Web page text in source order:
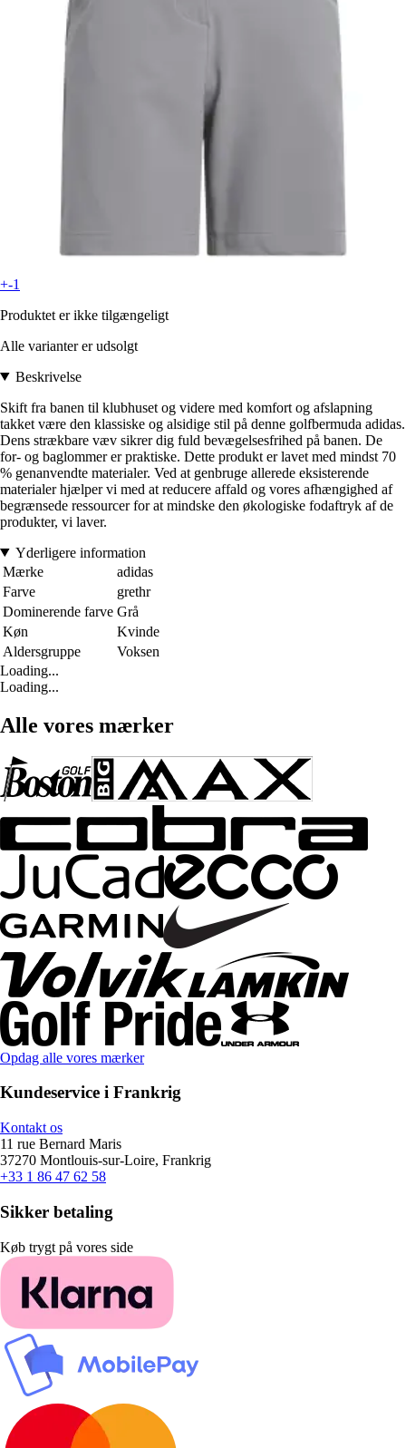
+-1
Produktet er ikke tilgængeligt
Alle varianter er udsolgt
Beskrivelse
Skift fra banen til klubhuset og videre med komfort og afslapning
takket være den klassiske og alsidige stil på denne golfbermuda adidas.
Dens strækbare væv sikrer dig fuld bevægelsesfrihed på banen. De
for- og baglommer er praktiske. Dette produkt er lavet med mindst 70
% genanvendte materialer. Ved at genbruge allerede eksisterende
materialer hjælper vi med at reducere affald og vores afhængighed af
begrænsede ressourcer for at mindske den økologiske fodaftryk af de
produkter, vi laver.
Yderligere information
Mærke
adidas
Farve
grethr
Dominerende farve Grå
Køn
Kvinde
Aldersgruppe
Voksen
Loading...
Loading...
Alle vores mærker
Opdag alle vores mærker
Kundeservice i Frankrig
Kontakt os
11 rue Bernard Maris
37270 Montlouis-sur-Loire, Frankrig
+33 1 86 47 62 58
Sikker betaling
Køb trygt på vores side